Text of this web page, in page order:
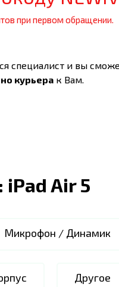
при первом обращении.
специалист и вы
курьера к Вам.
iPad Air 5
Микрофон / Динамик
Другое